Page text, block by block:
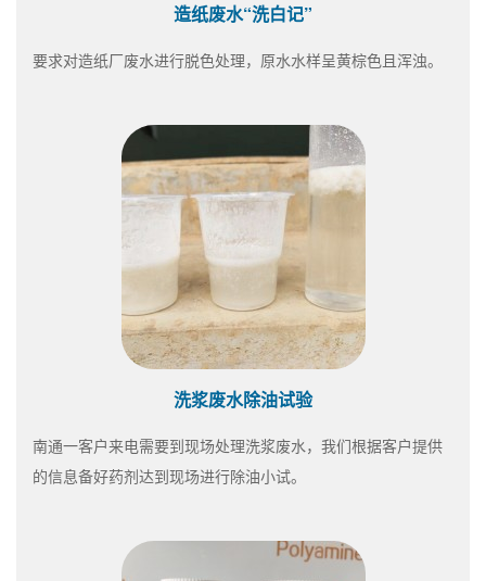
造纸废水“洗白记”
要求对造纸厂废水进行脱色处理，原水水样呈黄棕色且浑浊。
洗浆废水除油试验
南通一客户来电需要到现场处理洗浆废水，我们根据客户提供
的信息备好药剂达到现场进行除油小试。